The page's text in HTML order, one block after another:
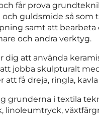
får prova
guldsmide så som
samt att bearbeta
och andra verktyg.
dig att använda
jobba skulpturalt
att få dreja, ringla,
grunderna i textila
linoleumtryck,